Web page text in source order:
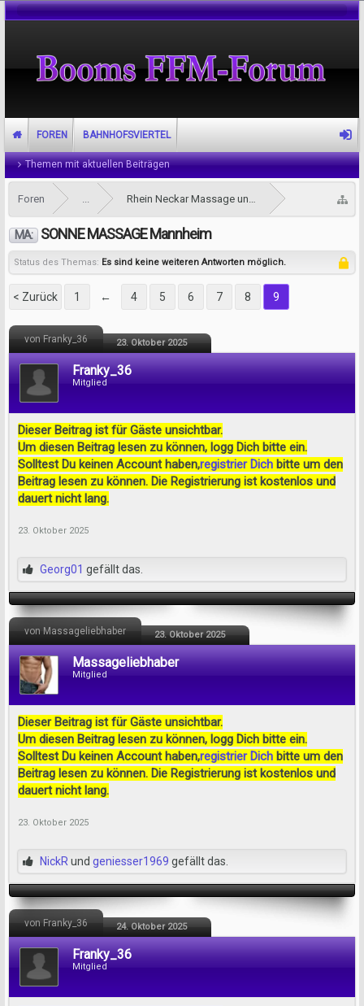
Foren ... Rhein Neckar Massage und Tantra Forum
MA: SONNE MASSAGE Mannheim
Status des Themas: Es sind keine weiteren Antworten möglich.
< Zurück 1 ← 4 5 6 7 8 9
von Franky_36 23. Oktober 2025
Franky_36
Mitglied
Dieser Beitrag ist für Gäste unsichtbar.
Um diesen Beitrag lesen zu können, logg Dich bitte ein.
Solltest Du keinen Account haben,registrier Dich bitte um den
Beitrag lesen zu können. Die Registrierung ist kostenlos und
dauert nicht lang.
23. Oktober 2025
Georg01 gefällt das.
von Massageliebhaber 23. Oktober 2025
Massageliebhaber
Mitglied
Dieser Beitrag ist für Gäste unsichtbar.
Um diesen Beitrag lesen zu können, logg Dich bitte ein.
Solltest Du keinen Account haben,registrier Dich bitte um den
Beitrag lesen zu können. Die Registrierung ist kostenlos und
dauert nicht lang.
23. Oktober 2025
NickR und geniesser1969 gefällt das.
von Franky_36 24. Oktober 2025
Franky_36
Mitglied
FOREN
Themen mit aktuellen Beiträgen
BAHNHOFSVIERTEL